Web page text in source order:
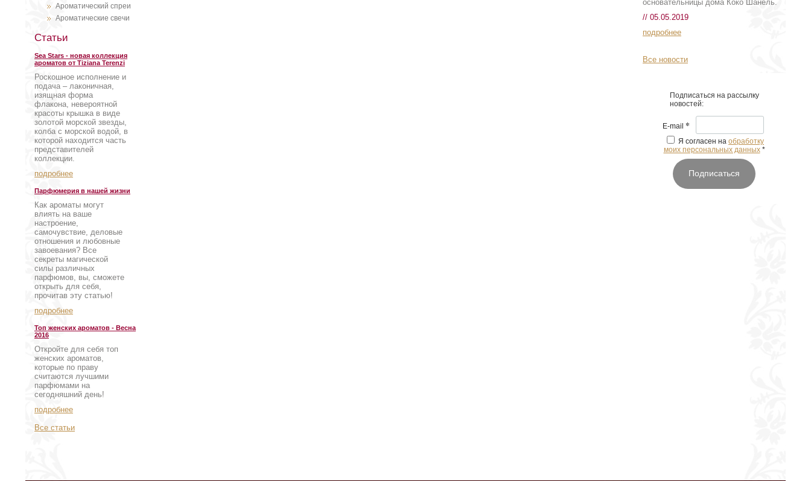
Ароматический спреи
Ароматические свечи
Статьи
Sea Stars - новая коллекция
ароматов от Tiziana Terenzi
Роскошное исполнение и
подача – лаконичная,
изящная форма
флакона, невероятной
красоты крышка в виде
золотой морской звезды,
колба с морской водой, в
которой находится часть
представителей
коллекции.
подробнее
Парфюмерия в нашей жизни
Как ароматы могут
влиять на ваше
настроение,
самочувствие, деловые
отношения и любовные
завоевания? Все
секреты магической
силы различных
парфюмов, вы, сможете
открыть для себя,
прочитав эту статью!
подробнее
Топ женских ароматов - Весна
2016
Откройте для себя топ
женских ароматов,
которые по праву
считаются лучшими
парфюмами на
сегодняшний день!
подробнее
Все статьи
основательницы дома Коко Шанель.
// 05.05.2019
подробнее
Все новости
Подписаться на рассылку
новостей:
E-mail *
Я согласен на обработку
моих персональных данных *
Подписаться